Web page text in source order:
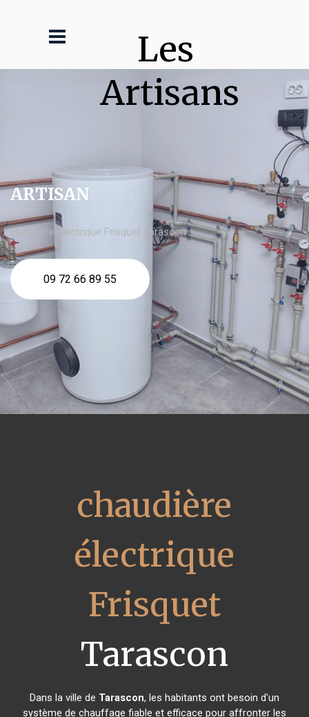
Les
Artisans
ARTISAN
chaudière électrique Frisquet Tarascon
09 72 66 89 55
chaudière
électrique
Frisquet
Tarascon
Dans la ville de Tarascon, les habitants ont besoin d'un
système de chauffage fiable et efficace pour affronter les